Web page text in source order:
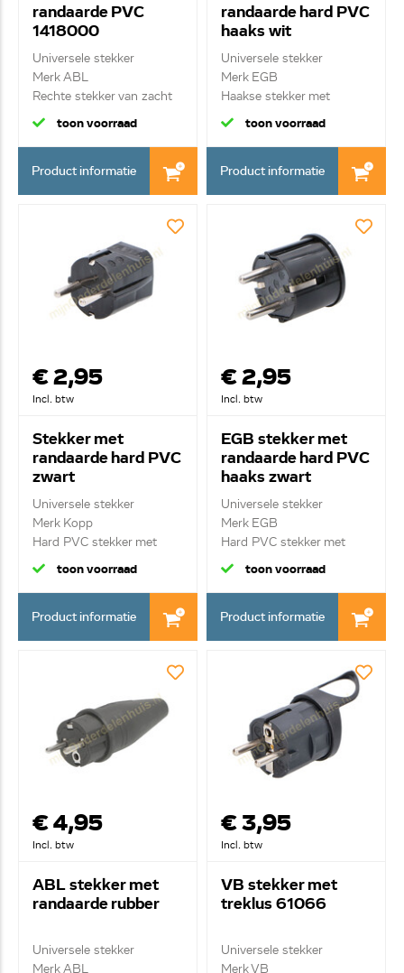
randaarde PVC
1418000
Universele stekker
Merk ABL
Rechte stekker van zacht
PVC m...
toon voorraad
Product informatie
randaarde hard PVC
haaks wit
Universele stekker
Merk EGB
Haakse stekker met
randaarde -...
toon voorraad
Product informatie
€ 2,95
Incl. btw
Stekker met
randaarde hard PVC
zwart
Universele stekker
Merk Kopp
Hard PVC stekker met
randaard...
toon voorraad
Product informatie
€ 2,95
Incl. btw
EGB stekker met
randaarde hard PVC
haaks zwart
Universele stekker
Merk EGB
Hard PVC stekker met
randaarde...
toon voorraad
Product informatie
€ 4,95
Incl. btw
ABL stekker met
randaarde rubber
Universele stekker
Merk ABL
€ 3,95
Incl. btw
VB stekker met
treklus 61066
Universele stekker
Merk VB